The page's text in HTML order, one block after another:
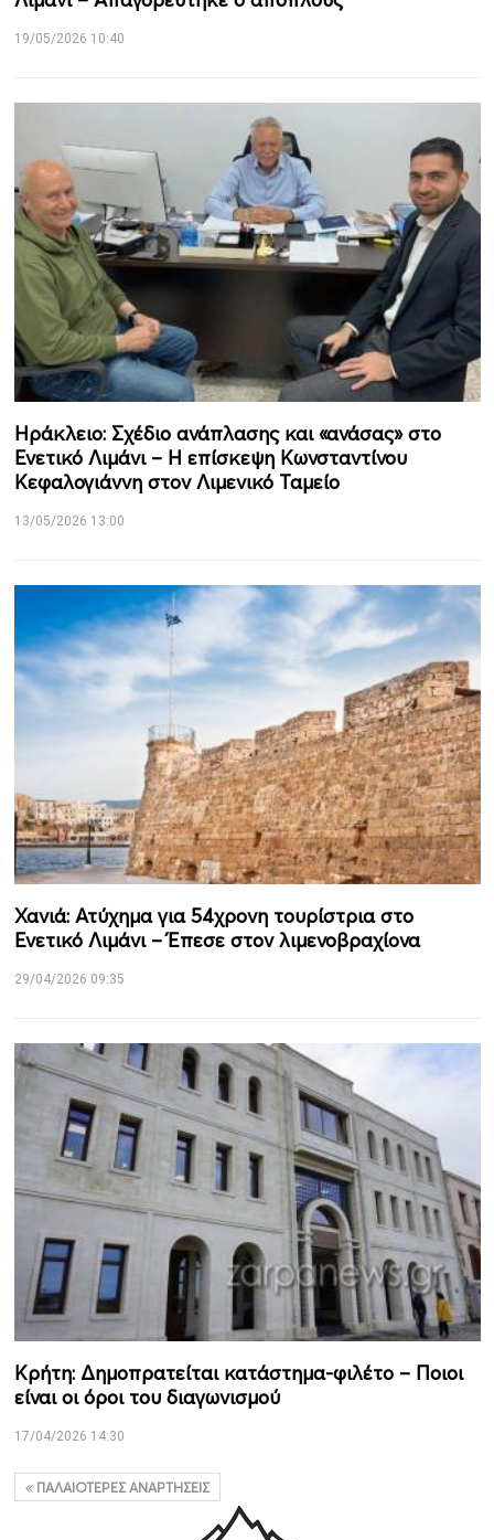
19/05/2026 10:40
Ηράκλειο: Σχέδιο ανάπλασης και «ανάσας» στο
Ενετικό Λιμάνι – Η επίσκεψη Κωνσταντίνου
Κεφαλογιάννη στον Λιμενικό Ταμείο
13/05/2026 13:00
Χανιά: Ατύχημα για 54χρονη τουρίστρια στο
Ενετικό Λιμάνι – Έπεσε στον λιμενοβραχίονα
29/04/2026 09:35
Κρήτη: Δημοπρατείται κατάστημα-φιλέτο – Ποιοι
είναι οι όροι του διαγωνισμού
17/04/2026 14:30
ΠΑΛΑΙΌΤΕΡΕΣ ΑΝΑΡΤΉΣΕΙΣ